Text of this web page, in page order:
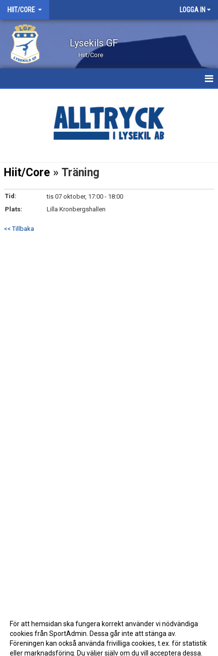
HIIT/CORE LOGGA IN
Lysekils GF
Hiit/Core
Hiit/Core » Träning
Tid:
tis 07 oktober, 17:00 - 18:00
Plats:
Lilla Kronbergshallen
<< Tillbaka
För att hemsidan ska fungera korrekt använder vi nödvändiga
cookies från SportAdmin. Dessa går inte att stänga av.
Föreningen kan också använda frivilliga cookies, t.ex. för statistik
eller marknadsföring. Du väljer själv om du vill acceptera dessa.